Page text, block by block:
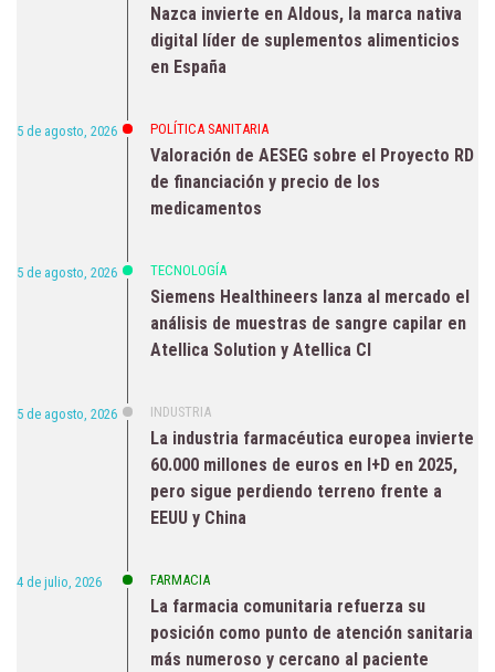
Nazca invierte en Aldous, la marca nativa
digital líder de suplementos alimenticios
en España
5 de agosto, 2026 POLÍTICA SANITARIA
Valoración de AESEG sobre el Proyecto RD
de financiación y precio de los
medicamentos
5 de agosto, 2026 TECNOLOGÍA
Siemens Healthineers lanza al mercado el
análisis de muestras de sangre capilar en
Atellica Solution y Atellica CI
5 de agosto, 2026 INDUSTRIA
La industria farmacéutica europea invierte
60.000 millones de euros en I+D en 2025,
pero sigue perdiendo terreno frente a
EEUU y China
4 de julio, 2026 FARMACIA
La farmacia comunitaria refuerza su
posición como punto de atención sanitaria
más numeroso y cercano al paciente